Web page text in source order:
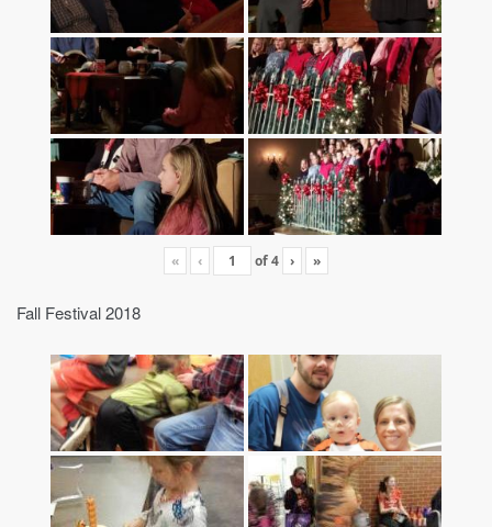
« ‹ of4 › »
Fall Festival 2018